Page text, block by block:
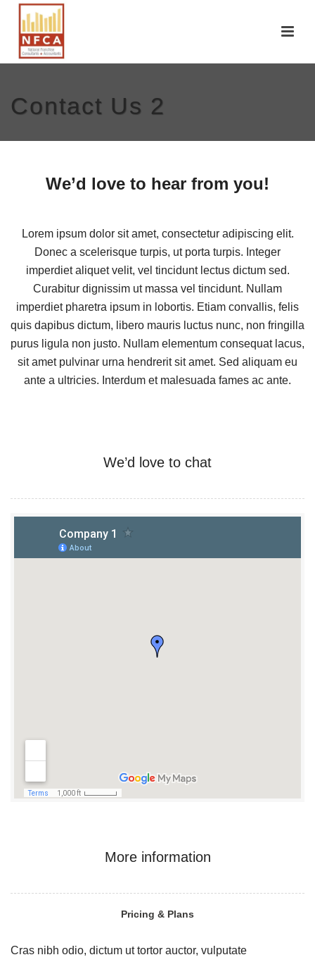
Contact Us 2
We’d love to hear from you!
Lorem ipsum dolor sit amet, consectetur adipiscing elit.
Donec a scelerisque turpis, ut porta turpis. Integer
imperdiet aliquet velit, vel tincidunt lectus dictum sed.
Curabitur dignissim ut massa vel tincidunt. Nullam
imperdiet pharetra ipsum in lobortis. Etiam convallis, felis
quis dapibus dictum, libero mauris luctus nunc, non fringilla
purus ligula non justo. Nullam elementum consequat lacus,
sit amet pulvinar urna hendrerit sit amet. Sed aliquam eu
ante a ultricies. Interdum et malesuada fames ac ante.
We’d love to chat
More information
Pricing & Plans
Cras nibh odio, dictum ut tortor auctor, vulputate